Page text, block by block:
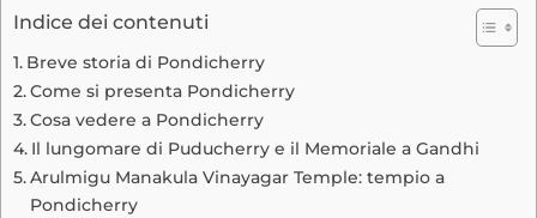
Indice dei contenuti
Breve storia di Pondicherry
Come si presenta Pondicherry
Cosa vedere a Pondicherry
Il lungomare di Puducherry e il Memoriale a Gandhi
Arulmigu Manakula Vinayagar Temple: tempio a
Pondicherry